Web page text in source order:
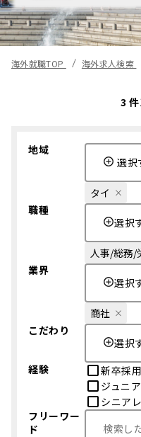
海外就職TOP 海外求人検索
3 件
地域
選択
タイ
職種
選択
人事/総務/
業界
選択
商社
こだわり
選択
経験
新卒採
ジュニ
シニア
フリーワー
ド